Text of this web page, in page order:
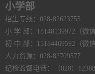
小学部
招生专线：028-82623755
小 学 部：18148139972（微
初 中 部：15184469592（微
人力资源：028-82709577
纪检监督电话：（028）12388